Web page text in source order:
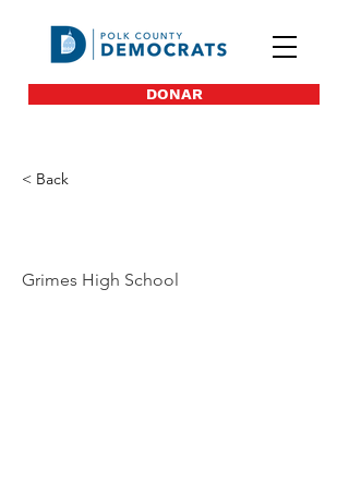
DONAR
< Back
Grimes High School